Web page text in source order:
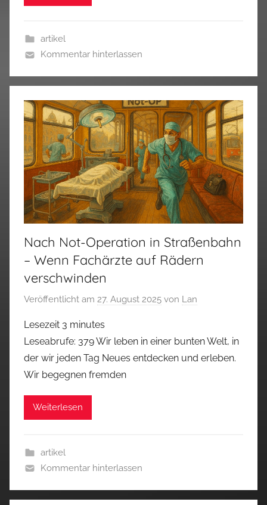
artikel
Kommentar hinterlassen
Nach Not-Operation in Straßenbahn
– Wenn Fachärzte auf Rädern
verschwinden
Veröffentlicht am 27. August 2025 von Lan
Lesezeit 3 minutes
Leseabrufe: 379 Wir leben in einer bunten Welt, in
der wir jeden Tag Neues entdecken und erleben.
Wir begegnen fremden
Weiterlesen
artikel
Kommentar hinterlassen